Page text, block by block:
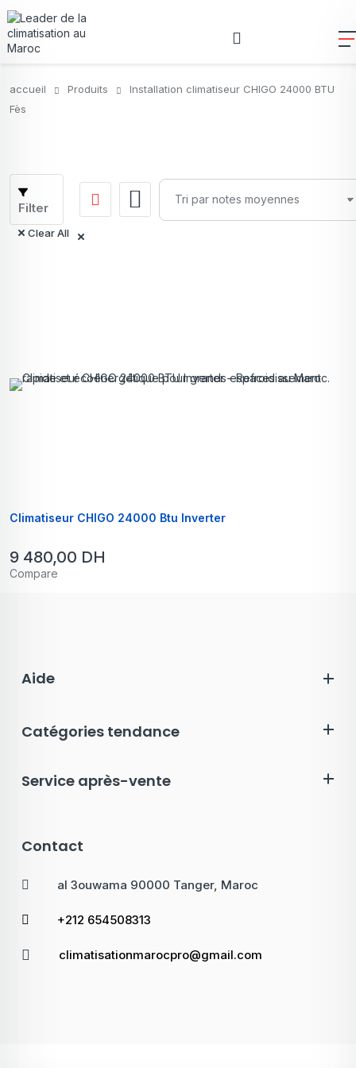
accueil Produits
Installation climatiseur CHIGO 24000 BTU
Fès
Filter
Clear All
Climatiseur CHIGO 24000 Btu Inverter
9 480,00 DH
Compare
Aide
Catégories tendance
Service après-vente
Contact
al 3ouwama 90000 Tanger, Maroc
+212 654508313
climatisationmarocpro@gmail.com